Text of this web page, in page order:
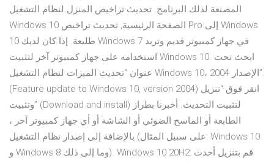
المصنعة لذلك البرنامج. تحديث تراخيص المنزل لنظام التشغيل
Windows 10 الصفحة الرئيسية, تحديث تراخيص Pro إلى Windows
10 طليعة. إذا كان لديك Windows 7 في جهاز كمبيوتر قديم وتريد
استخدامه على جهاز كمبيوتر آخر لتثبيت Windows 10. ابحث تحت
عنوان “تحديث الميزات لنظام التشغيل Windows 10، الإصدار 2004”.
(Feature update to Windows 10, version 2004) انقر فوق “تنزيل
وتثبيت” (Download and install) لتثبيت التحديث. أخبرنا بطراز
الطابعة أو الماسح الضوئي أو الشاشة أو أي جهاز كمبيوتر آخر ،
بالإضافة إلى إصدار نظام التشغيل (على سبيل المثال: Windows 10
و Windows 8 وما إلى ذلك). Windows 10 20H2: قم بتنزيل أحدث